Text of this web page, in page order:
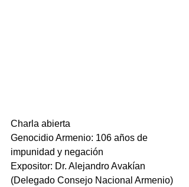
Charla abierta
Genocidio Armenio: 106 años de
impunidad y negación
Expositor: Dr. Alejandro Avakían
(Delegado Consejo Nacional Armenio)